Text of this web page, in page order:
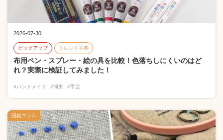
2026-07-30
ピックアップ トレンド手芸
布用ペン・スプレー・絵の具を比較！色落ちしにくいのはど
れ？実際に検証してみました！
#ハンドメイド #簡単 #手芸
紐釦コラム